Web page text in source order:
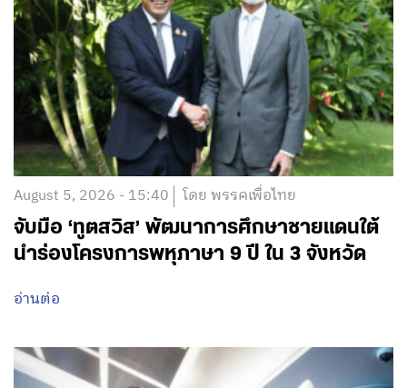
August 5, 2026 - 15:40 โดย พรรคเพื่อไทย
จับมือ ‘ทูตสวิส’ พัฒนาการศึกษาชายแดนใต้
นำร่องโครงการพหุภาษา 9 ปี ใน 3 จังหวัด
อ่านต่อ